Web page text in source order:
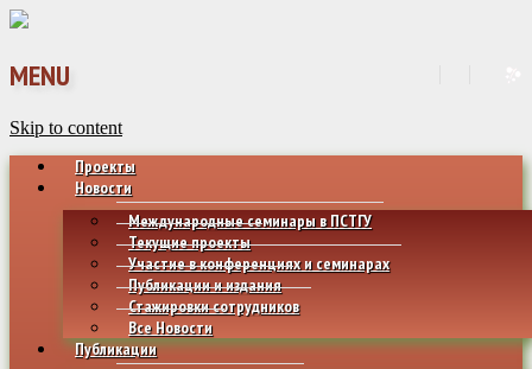
MENU
Skip to content
Проекты
Новости
Международные семинары в ПСТГУ
Текущие проекты
Участие в конференциях и семинарах
Публикации и издания
Стажировки сотрудников
Все Новости
Публикации